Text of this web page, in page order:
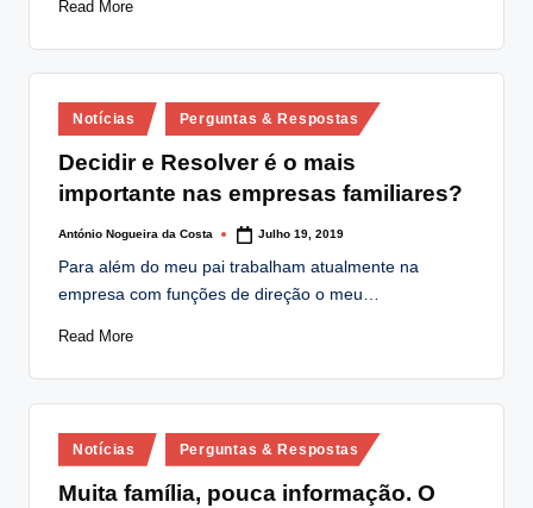
Read More
Posted
in
Notícias Perguntas & Respostas
Decidir e Resolver é o mais
importante nas empresas familiares?
Posted
António Nogueira da Costa Julho 19, 2019
Para além do meu pai trabalham atualmente na
empresa com funções de direção o meu…
Read More
Posted
in
Notícias Perguntas & Respostas
Muita família, pouca informação. O